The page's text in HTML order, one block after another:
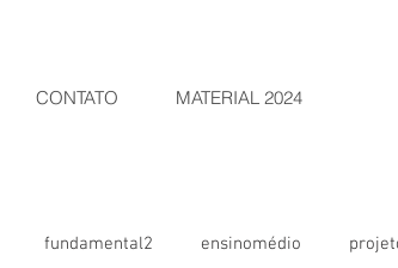
CONTATO MATERIAL 2024
fundamental2 ensinomédio